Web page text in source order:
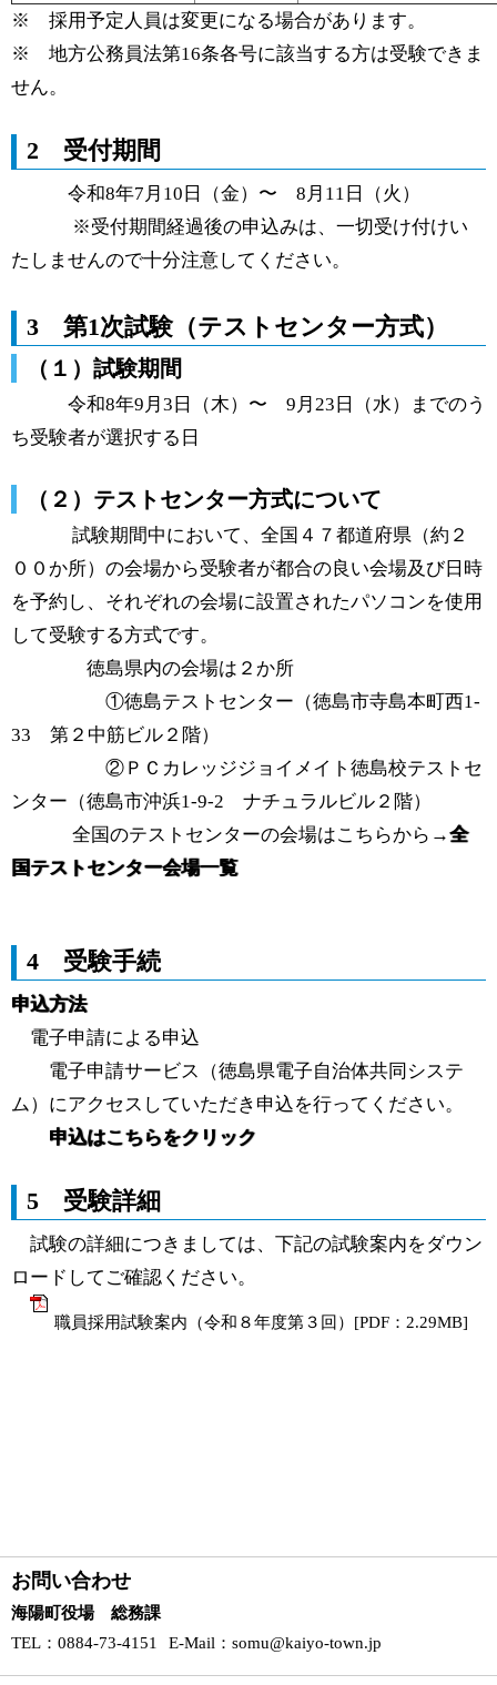
※ 採用予定人員は変更になる場合があります。
※ 地方公務員法第16条各号に該当する方は受験できま
せん。
2 受付期間
令和8年7月10日（金）〜 8月11日（火）
※受付期間経過後の申込みは、一切受け付けい
たしませんので十分注意してください。
3 第1次試験（テストセンター方式）
（１）試験期間
令和8年9月3日（木）〜 9月23日（水）までのう
ち受験者が選択する日
（２）テストセンター方式について
試験期間中において、全国４７都道府県（約２
００か所）の会場から受験者が都合の良い会場及び日時
を予約し、それぞれの会場に設置されたパソコンを使用
して受験する方式です。
徳島県内の会場は２か所
①徳島テストセンター（徳島市寺島本町西1-
33 第２中筋ビル２階）
②ＰＣカレッジジョイメイト徳島校テストセ
ンター（徳島市沖浜1-9-2 ナチュラルビル２階）
全国のテストセンターの会場はこちらから→全
国テストセンター会場一覧
4 受験手続
申込方法
電子申請による申込
電子申請サービス（徳島県電子自治体共同システ
ム）にアクセスしていただき申込を行ってください。
申込はこちらをクリック
5 受験詳細
試験の詳細につきましては、下記の試験案内をダウン
ロードしてご確認ください。
職員採用試験案内（令和８年度第３回）[PDF：2.29MB]
お問い合わせ
海陽町役場 総務課
TEL ：0884-73-4151 E-Mail ： somu@kaiyo-town.jp